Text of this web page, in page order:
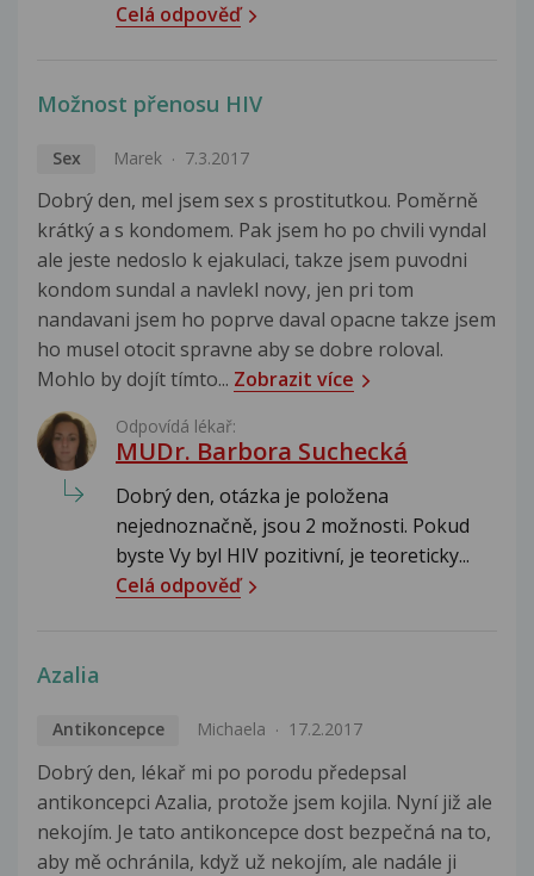
Celá odpověď
Možnost přenosu HIV
Sex Marek 7.3.2017
Dobrý den, mel jsem sex s prostitutkou. Poměrně
krátký a s kondomem. Pak jsem ho po chvili vyndal
ale jeste nedoslo k ejakulaci, takze jsem puvodni
kondom sundal a navlekl novy, jen pri tom
nandavani jsem ho poprve daval opacne takze jsem
ho musel otocit spravne aby se dobre roloval.
Mohlo by dojít tímto... Zobrazit více
Odpovídá lékař:
MUDr. Barbora Suchecká
Dobrý den, otázka je položena
nejednoznačně, jsou 2 možnosti. Pokud
byste Vy byl HIV pozitivní, je teoreticky...
Celá odpověď
Azalia
Antikoncepce Michaela 17.2.2017
Dobrý den, lékař mi po porodu předepsal
antikoncepci Azalia, protože jsem kojila. Nyní již ale
nekojím. Je tato antikoncepce dost bezpečná na to,
aby mě ochránila, když už nekojím, ale nadále ji